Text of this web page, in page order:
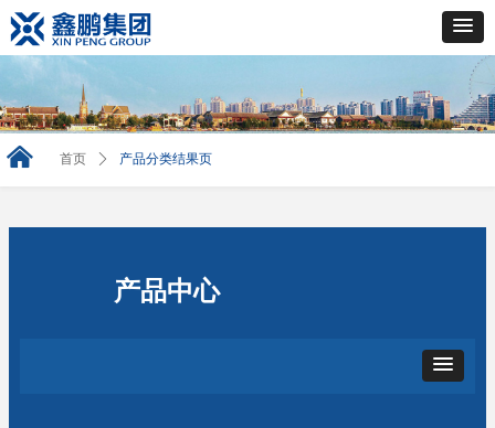
낀 首页 ꄲ 产品分类结果页
产品中心